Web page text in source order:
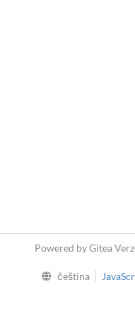
Powered by Gitea
čeština